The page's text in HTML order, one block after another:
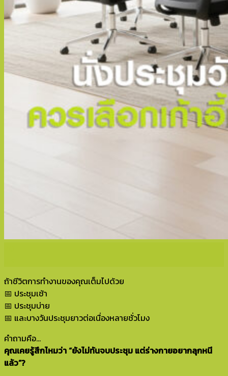
ถ้าชีวิตการทำงานของคุณเต็มไปด้วย
📅 ประชุมเช้า
📅 ประชุมบ่าย
📅 และบางวันประชุมยาวต่อเนื่องหลายชั่วโมง
คำถามคือ…
คุณเคยรู้สึกไหมว่า “ยังไม่ทันจบประชุม แต่ร่างกายอยากลุกหนี
แล้ว”?